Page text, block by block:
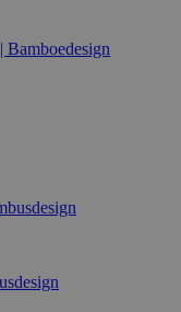
Bamboedesign